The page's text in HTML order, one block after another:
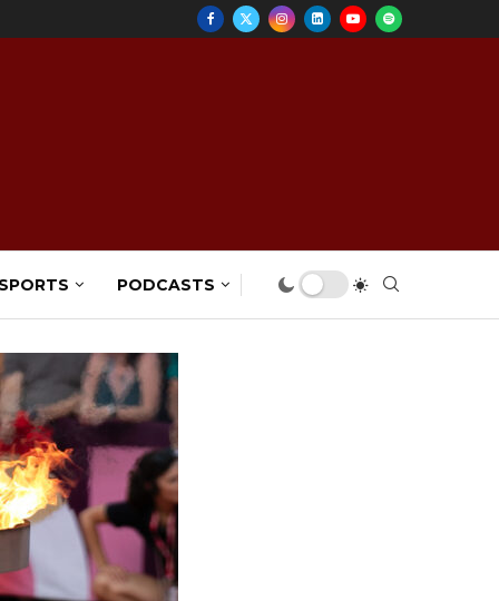
PODCASTS